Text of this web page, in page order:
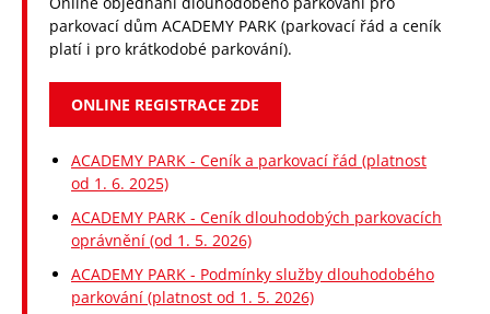
O NÁS
NABÍZENÉ SLUŽBY
KONTAKTY
EN
parkovací dům ACADEMY PARK (parkovací řád a ceník
platí i pro krátkodobé parkování).
ONLINE REGISTRACE ZDE
ACADEMY PARK - Ceník a parkovací řád (platnost
od 1. 6. 2025)
ACADEMY PARK - Ceník dlouhodobých parkovacích
oprávnění (od 1. 5. 2026)
ACADEMY PARK - Podmínky služby dlouhodobého
parkování (platnost od 1. 5. 2026)